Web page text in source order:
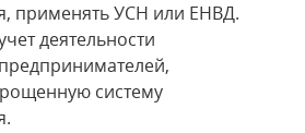
применять УСН или ЕНВД.
деятельности
систему